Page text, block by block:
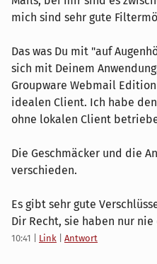
mich sind sehr gute
Das was Du mit "auf
sich mit Deinem
Groupware Webmail
idealen Client. Ich habe
ohne lokalen Client
Die Geschmäcker und die
verschieden.
Es gibt sehr gute
Dir Recht, sie haben nur
10:41 Link Antwort